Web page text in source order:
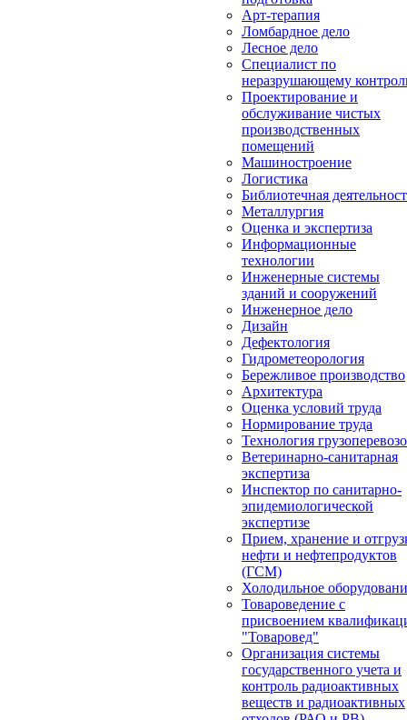
Арт-терапия
Ломбардное дело
Лесное дело
Специалист по
неразрушающему
Проектирование и
обслуживание чистых
производственных
помещений
Машиностроение
Логистика
Библиотечная
Металлургия
Оценка и экспертиза
Информационные
технологии
Инженерные системы
зданий и сооружений
Инженерное дело
Дизайн
Дефектология
Гидрометеорология
Бережливое производство
Архитектура
Оценка условий труда
Нормирование труда
Технология
Ветеринарно-санитарная
экспертиза
Инспектор по санитарно-
эпидемиологической
экспертизе
Прием, хранение и
нефти и нефтепродуктов
(ГСМ)
Холодильное
Товароведение с
присвоением
"Товаровед"
Организация системы
государственного учета и
контроль радиоактивных
веществ и радиоактивных